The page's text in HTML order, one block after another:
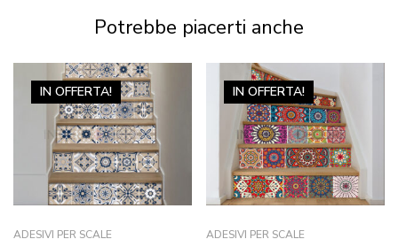
Potrebbe piacerti anche
IN OFFERTA!
ADESIVI PER SCALE
IN OFFERTA!
ADESIVI PER SCALE